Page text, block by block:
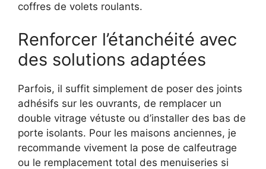
coffres de volets roulants.
Renforcer l’étanchéité avec
des solutions adaptées
Parfois, il suffit simplement de poser des joints
adhésifs sur les ouvrants, de remplacer un
double vitrage vétuste ou d’installer des bas de
porte isolants. Pour les maisons anciennes, je
recommande vivement la pose de calfeutrage
ou le remplacement total des menuiseries si